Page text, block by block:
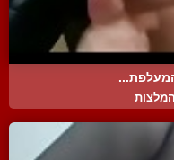
המעלפת...